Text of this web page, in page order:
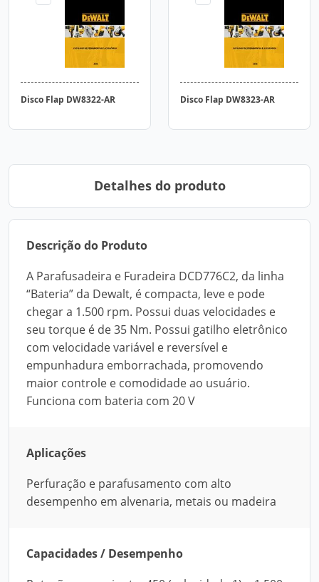
Disco Flap DW8322-AR Disco Flap DW8323-AR
Detalhes do produto
Descrição do Produto
A Parafusadeira e Furadeira DCD776C2, da linha
“Bateria” da Dewalt, é compacta, leve e pode
chegar a 1.500 rpm. Possui duas velocidades e
seu torque é de 35 Nm. Possui gatilho eletrônico
com velocidade variável e reversível e
empunhadura emborrachada, promovendo
maior controle e comodidade ao usuário.
Funciona com bateria com 20 V
Aplicações
Perfuração e parafusamento com alto
desempenho em alvenaria, metais ou madeira
Capacidades / Desempenho